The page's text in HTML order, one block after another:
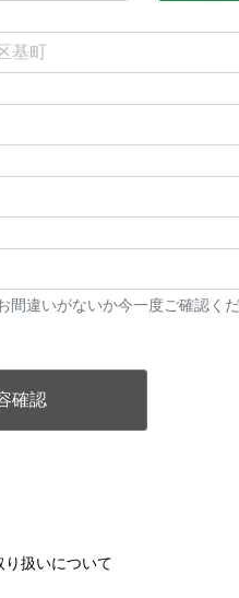
間違いがないか今一度ご確認く
り扱いについて